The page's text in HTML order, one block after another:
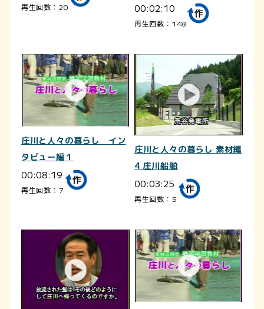
再生回数：20 00:02:10
再生回数：148
庄川と人々の暮らし イン
タビュー編１
00:08:19
再生回数：7
庄川と人々の暮らし 素材編
4 庄川船舶
00:03:25
再生回数：5